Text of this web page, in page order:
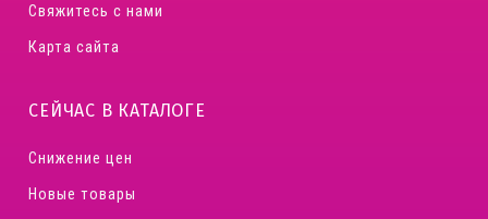
Свяжитесь с нами
Карта сайта
СЕЙЧАС В КАТАЛОГЕ
Снижение цен
Новые товары